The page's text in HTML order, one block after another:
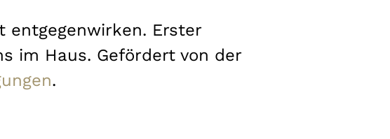
entgegenwirken. Erster
im Haus. Gefördert von der
.